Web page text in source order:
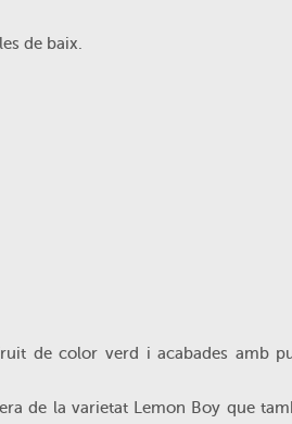
de baix.
de color verd i acabades amb
de la varietat Lemon Boy que